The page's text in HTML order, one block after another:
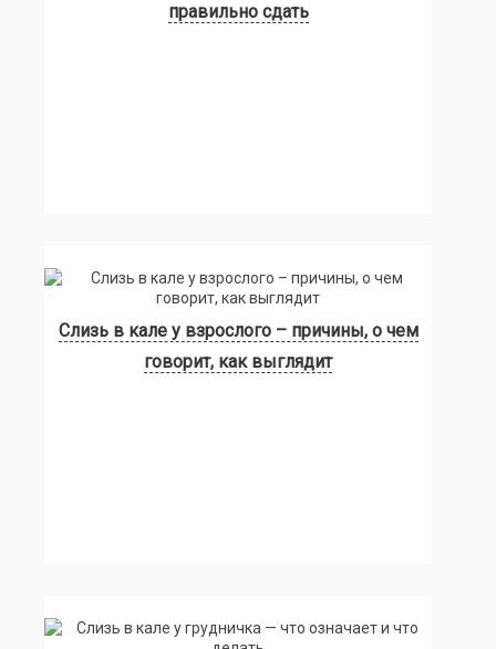
правильно сдать
Слизь в кале у взрослого – причины, о чем
говорит, как выглядит